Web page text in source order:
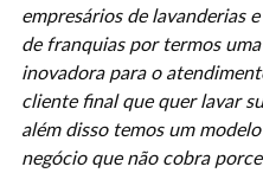
empresários de lavanderias
de franquias por termos
inovadora para o
cliente final que quer lavar
além disso temos um
negócio que não cobra